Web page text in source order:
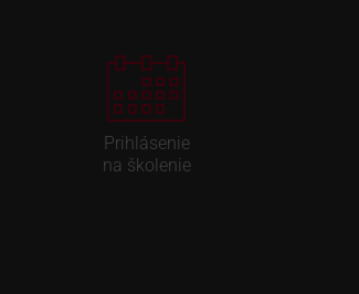
Prihlásenie
na školenie